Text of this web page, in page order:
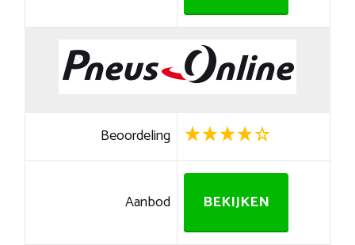
Beoordeling
Aanbod BEKIJKEN